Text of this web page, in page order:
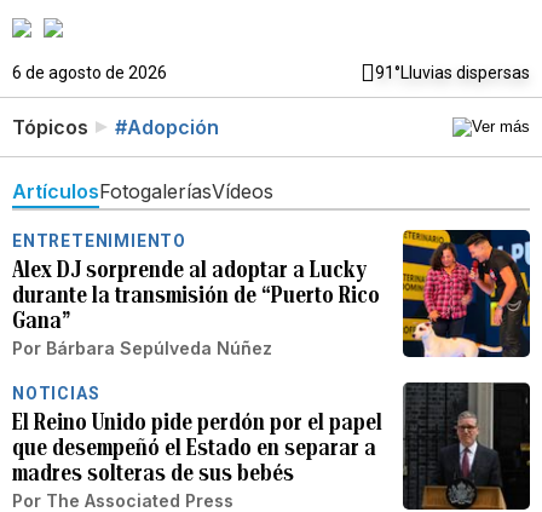
6 de agosto de 2026 91°Lluvias dispersas
Tópicos #Adopción
ArtículosFotogaleríasVídeos
ENTRETENIMIENTO
Alex DJ sorprende al adoptar a Lucky
durante la transmisión de “Puerto Rico
Gana”
Por Bárbara Sepúlveda Núñez
NOTICIAS
El Reino Unido pide perdón por el papel
que desempeñó el Estado en separar a
madres solteras de sus bebés
Por The Associated Press